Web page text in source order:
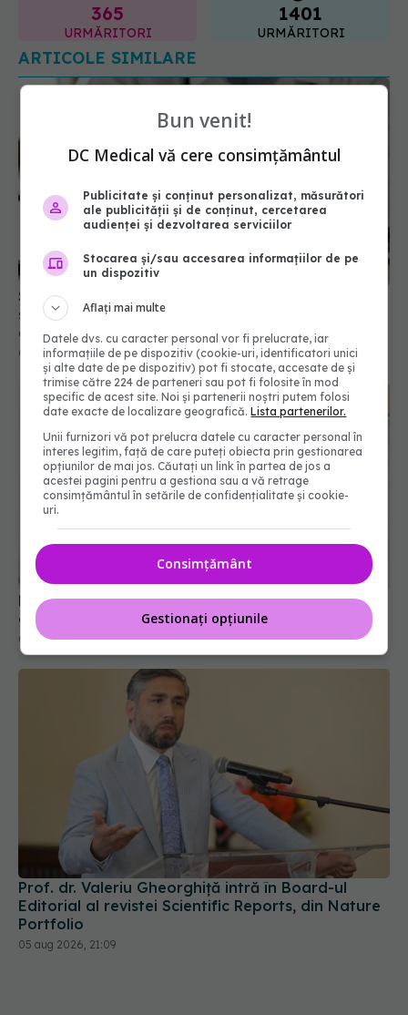
365
URMĂRITORI
1401
URMĂRITORI
ARTICOLE SIMILARE
Schimbare majoră la examenul de medic
specialist din 2026. Toți candidații vor avea
aceleași subiecte
07 aug 2026, 11:52
Fereastra alimentară de opt ore ar putea ajuta
creierul femeilor de peste 50 de ani
08 aug 2026, 10:00
Prof. dr. Valeriu Gheorghiță intră în Board-ul
Editorial al revistei Scientific Reports, din Nature
Portfolio
05 aug 2026, 21:09
Bun venit!
DC Medical vă cere consimțământul
Publicitate și conținut personalizat, măsurători
ale publicității și de conținut, cercetarea
audienței și dezvoltarea serviciilor
Stocarea și/sau accesarea informațiilor de pe
un dispozitiv
Aflați mai multe
Datele dvs. cu caracter personal vor fi prelucrate, iar
informațiile de pe dispozitiv (cookie-uri, identificatori unici
și alte date de pe dispozitiv) pot fi stocate, accesate de și
trimise către 224 de parteneri sau pot fi folosite în mod
specific de acest site. Noi și partenerii noștri putem folosi
date exacte de localizare geografică.Lista partenerilor.
Unii furnizori vă pot prelucra datele cu caracter personal în
interes legitim, față de care puteți obiecta prin gestionarea
opțiunilor de mai jos. Căutați un link în partea de jos a
acestei pagini pentru a gestiona sau a vă retrage
consimțământul în setările de confidențialitate și cookie-
uri.
Consimțământ
Gestionați opțiunile